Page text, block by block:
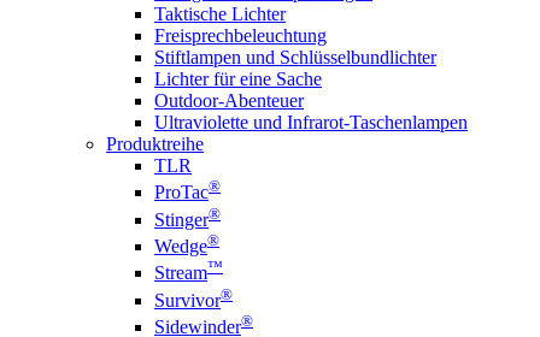
Taktische Lichter
Freisprechbeleuchtung
Stiftlampen und Schlüsselbundlichter
Lichter für eine Sache
Outdoor-Abenteuer
Ultraviolette und Infrarot-Taschenlampen
Produktreihe
TLR
ProTac®
Stinger®
Wedge®
Stream™
Survivor®
Sidewinder®